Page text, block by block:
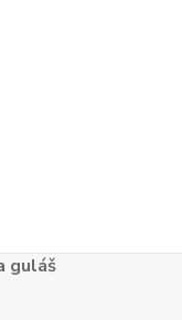
guláš